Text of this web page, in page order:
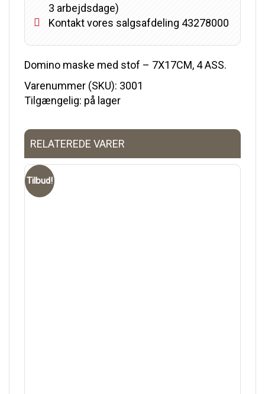
3 arbejdsdage)
Kontakt vores salgsafdeling 43278000
Domino maske med stof – 7X17CM, 4 ASS.
Varenummer (SKU): 3001
Tilgængelig: på lager
RELATEREDE VARER
Tilbud!